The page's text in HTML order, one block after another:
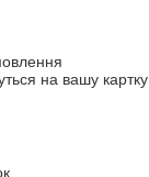
на вашу картку